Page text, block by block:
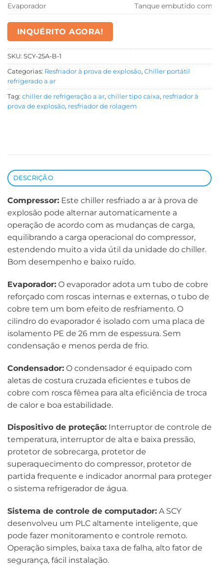
Evaporador
Tanque embutido com
INQUÉRITO AGORA!
SKU: SCY-25A-B-1
Categorias: Resfriador à prova de explosão, Chiller portátil
refrigerado a ar
Tag: chiller de refrigeração a ar, chiller tipo caixa, resfriador à
prova de explosão, resfriador de rolagem
DESCRIÇÃO
Compressor: Este chiller resfriado a ar à prova de
explosão pode alternar automaticamente a
operação de acordo com as mudanças de carga,
equilibrando a carga operacional do compressor,
estendendo muito a vida útil da unidade do chiller.
Bom desempenho e baixo ruído.
Evaporador: O evaporador adota um tubo de cobre
reforçado com roscas internas e externas, o tubo de
cobre tem um bom efeito de resfriamento. O
cilindro do evaporador é isolado com uma placa de
isolamento PE de 26 mm de espessura. Sem
condensação e menos perda de frio.
Condensador: O condensador é equipado com
aletas de costura cruzada eficientes e tubos de
cobre com rosca fêmea para alta eficiência de troca
de calor e boa estabilidade.
Dispositivo de proteção: Interruptor de controle de
temperatura, interruptor de alta e baixa pressão,
protetor de sobrecarga, protetor de
superaquecimento do compressor, protetor de
partida frequente e indicador anormal para proteger
o sistema refrigerador de água.
Sistema de controle de computador: A SCY
desenvolveu um PLC altamente inteligente, que
pode fazer monitoramento e controle remoto.
Operação simples, baixa taxa de falha, alto fator de
segurança, fácil instalação.